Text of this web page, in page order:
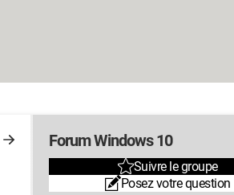
Forum Windows 10
Suivre le groupe
Posez votre question